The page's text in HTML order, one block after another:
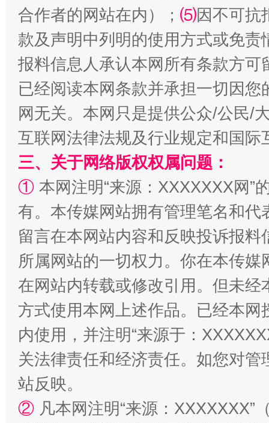
站台名比不上好声名
漫山遍野的桃花与雪山、麦地、白藏房 除
合作者的网站在内）； ⑸因不可抗
款及声明中列明的使用方式或免责
报料信息人承认本网所有条款方
已经阅读本网条款并承担一切因
网无关。本网只是提供公众/公民/
互联网法律法规及行业规定和国
三、关于网络版权权属问题：
① 本网注明“来源：XXXXXXX网”
有。本传媒网站拥有管理笔名和
留言在本网站内容和反映投诉报
所属网站的一切权力。你在本传
在网站内转载或修改引用。但未
方式使用本网上述作品。已经本
内使用，并注明“来源于：
关法律责任和经济责任。如您对
站反映。
② 凡本网注明“来源：